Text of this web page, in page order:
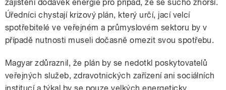
zajištění dodávek energie pro případ, že se sucho zhorší.
Úředníci chystají krizový plán, který určí, jací velcí
spotřebitelé ve veřejném a průmyslovém sektoru by v
případě nutnosti museli dočasně omezit svou spotřebu.
Magyar zdůraznil, že plán by se nedotkl poskytovatelů
veřejných služeb, zdravotnických zařízení ani sociálních
institucí a týkal by se pouze velkých energeticky